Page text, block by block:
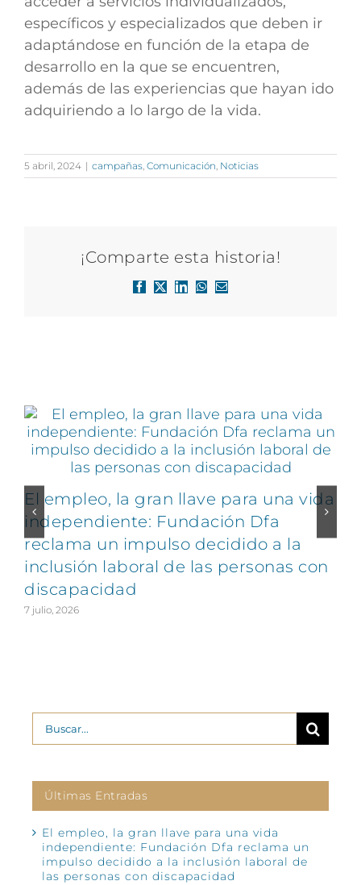
específicos y especializadosque deben ir
adaptándose en función de la etapa de
desarrollo en la que se encuentren,
además de las experiencias que hayan ido
adquiriendo a lo largo de la vida.
5 abril, 2024 | campañas, Comunicación, Noticias
¡Comparte esta historia!
Facebook
X LinkedInWhatsApp
Correo
El empleo, la gran llave para una vida
independiente: Fundación Dfa
reclama un impulso decidido a la
inclusión laboral de las personas con
discapacidad
7 julio, 2026
Buscar:
Últimas Entradas
El empleo, la gran llave para una vida
independiente: Fundación Dfa reclama un
impulso decidido a la inclusión laboral de
las personas con discapacidad